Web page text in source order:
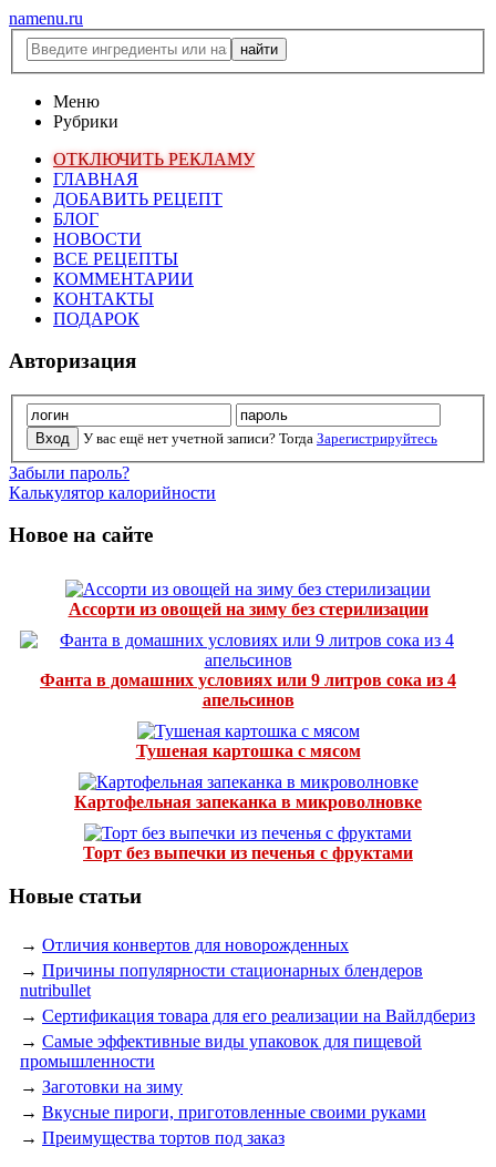
namenu.ru
Меню
Рубрики
ОТКЛЮЧИТЬ РЕКЛАМУ
ГЛАВНАЯ
ДОБАВИТЬ РЕЦЕПТ
БЛОГ
НОВОСТИ
ВСЕ РЕЦЕПТЫ
КОММЕНТАРИИ
КОНТАКТЫ
ПОДАРОК
Авторизация
У вас ещё нет учетной записи? Тогда Зарегистрируйтесь
Забыли пароль?
Калькулятор калорийности
Новое на сайте
Ассорти из овощей на зиму без стерилизации
Фанта в домашних условиях или 9 литров сока из 4
апельсинов
Тушеная картошка с мясом
Картофельная запеканка в микроволновке
Торт без выпечки из печенья с фруктами
Новые статьи
→ Отличия конвертов для новорожденных
→ Причины популярности стационарных блендеров
nutribullet
→ Сертификация товара для его реализации на Вайлдбериз
→ Самые эффективные виды упаковок для пищевой
промышленности
→ Заготовки на зиму
→ Вкусные пироги, приготовленные своими руками
→ Преимущества тортов под заказ